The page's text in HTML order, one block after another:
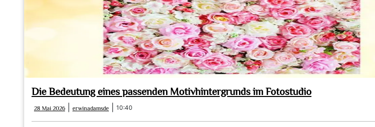
Die Bedeutung eines passenden Motivhintergrunds im Fotostudio
28 Mai 2026
Mai
2026
erwinadamsde erwinadamsde
10:40